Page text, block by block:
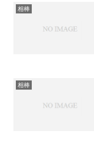
相棒
相棒